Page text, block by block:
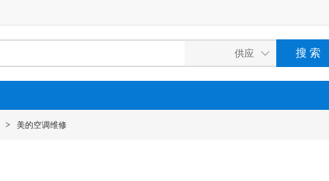
> 美的空调维修